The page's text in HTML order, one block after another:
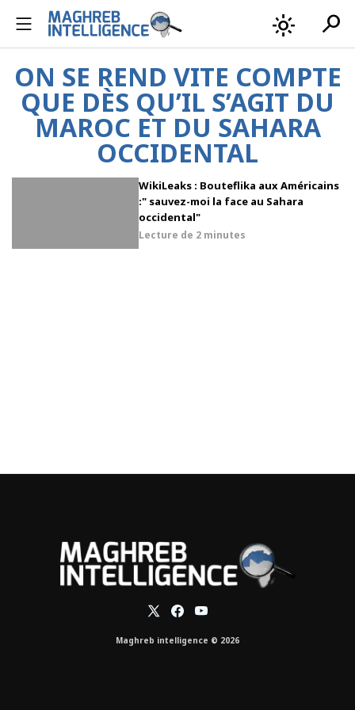
light_mode search
ON SE REND VITE COMPTE
QUE DÈS QU’IL S’AGIT DU
MAROC ET DU SAHARA
OCCIDENTAL
WikiLeaks : Bouteflika aux Américains
:" sauvez-moi la face au Sahara
occidental"
Lecture de 2 minutes
Maghreb intelligence © 2026